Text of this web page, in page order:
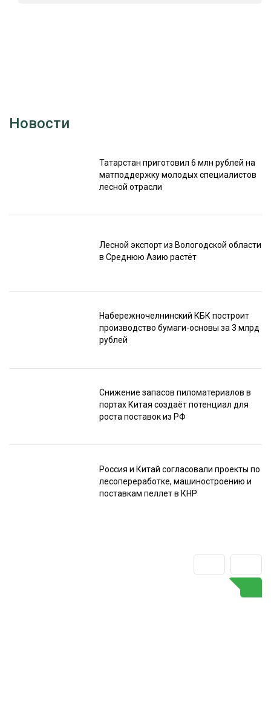
Новости
Татарстан приготовил 6 млн рублей на
матподдержку молодых специалистов
лесной отрасли
Лесной экспорт из Вологодской области
в Среднюю Азию растёт
Набережночелнинский КБК построит
производство бумаги-основы за 3 млрд
рублей
Снижение запасов пиломатериалов в
портах Китая создаёт потенциал для
роста поставок из РФ
Россия и Китай согласовали проекты по
лесопереработке, машиностроению и
поставкам пеллет в КНР